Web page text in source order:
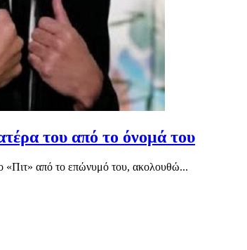
του από το όνομά του
«Πιτ» από το επώνυμό του, ακολουθώ...